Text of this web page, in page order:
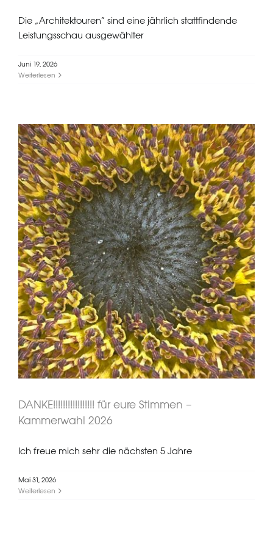
Die „Architektouren” sind eine jährlich stattfindende
Leistungsschau ausgewählter
Juni 19, 2026
Weiterlesen
DANKE!!!!!!!!!!!!!!!!! für eure Stimmen –
Kammerwahl 2026
DANKE!!!!!!!!!!!!!!!!! für eure Stimmen –
Kammerwahl 2026
Ich freue mich sehr die nächsten 5 Jahre
Mai 31, 2026
Weiterlesen